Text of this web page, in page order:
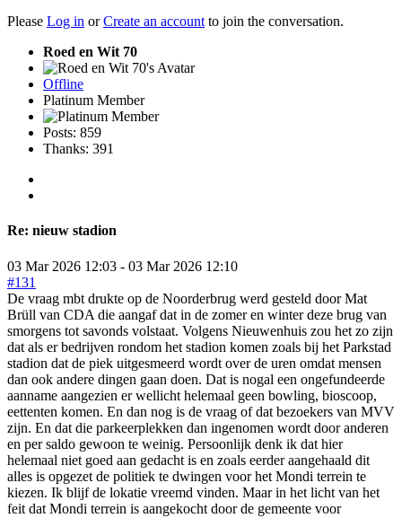
Please Log in orCreate an account to join the conversation.
Roed en Wit 70
Offline
Platinum Member
Posts: 859
Thanks: 391
Re: nieuw stadion
03 Mar 2026 12:03 - 03 Mar 2026 12:10
#131
De vraag mbt drukte op de Noorderbrug werd gesteld door Mat
Brüll van CDA die aangaf dat in de zomer en winter deze brug van
smorgens tot savonds volstaat. Volgens Nieuwenhuis zou het zo zijn
dat als er bedrijven rondom het stadion komen zoals bij het Parkstad
stadion dat de piek uitgesmeerd wordt over de uren omdat mensen
dan ook andere dingen gaan doen. Dat is nogal een ongefundeerde
aanname aangezien er wellicht helemaal geen bowling, bioscoop,
eettenten komen. En dan nog is de vraag of dat bezoekers van MVV
zijn. En dat die parkeerplekken dan ingenomen wordt door anderen
en per saldo gewoon te weinig. Persoonlijk denk ik dat hier
helemaal niet goed aan gedacht is en zoals eerder aangehaald dit
alles is opgezet de politiek te dwingen voor het Mondi terrein te
kiezen. Ik blijf de lokatie vreemd vinden. Maar in het licht van het
feit dat Mondi terrein is aangekocht door de gemeente voor